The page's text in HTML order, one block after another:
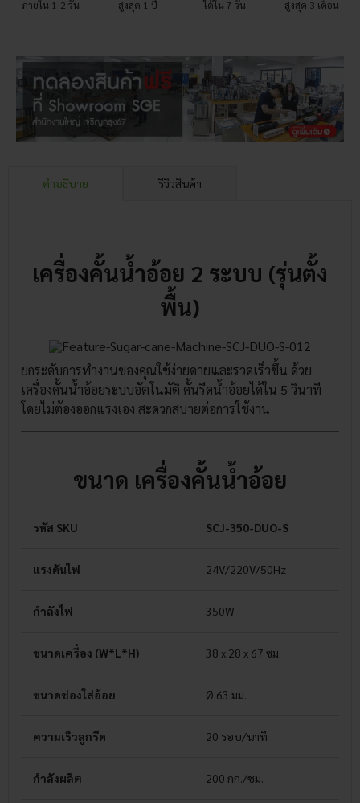
ภายใน 1-2 วัน
สูงสุด 1 ปี
ได้ใน 7 วัน
สูงสุด 3 เดือน
คำอธิบาย รีวิวสินค้า
เครื่องคั้นน้ำอ้อย 2 ระบบ (รุ่นตั้ง
พื้น)
ยกระดับการทำงานของคุณใช้ง่ายดายและรวดเร็วขึ้น ด้วย
เครื่องคั้นน้ำอ้อยระบบอัตโนมัติ คั้นรีดน้ำอ้อยได้ใน 5 วินาที
โดยไม่ต้องออกแรงเอง สะดวกสบายต่อการใช้งาน
ขนาด เครื่องคั้นน้ำอ้อย
รหัส SKU SCJ-350-DUO-S
แรงดันไฟ 24V/220V/50Hz
กำลังไฟ 350W
ขนาดเครื่อง (W*L*H) 38 x 28 x 67 ซม.
ขนาดช่องใส่อ้อย Ø 63 มม.
ความเร็วลูกรีด 20 รอบ/นาที
กำลังผลิต 200 กก./ชม.